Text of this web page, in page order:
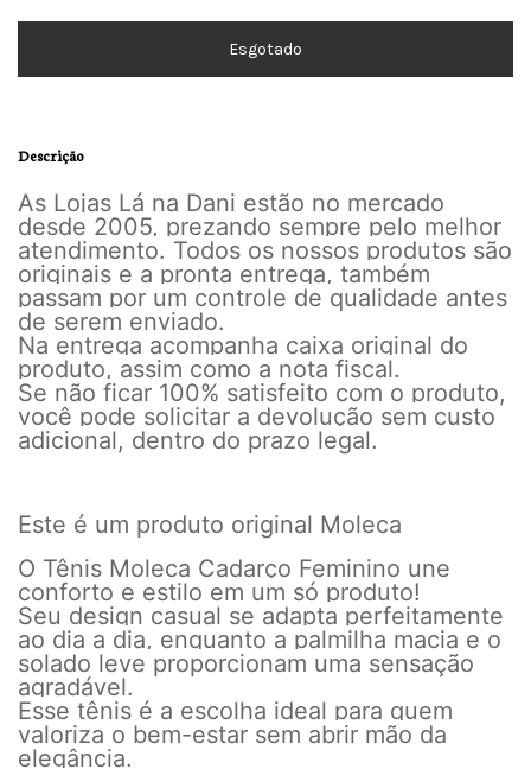
Descrição
As Lojas Lá na Dani estão no mercado
desde 2005, prezando sempre pelo melhor
atendimento. Todos os nossos produtos são
originais e a pronta entrega, também
passam por um controle de qualidade antes
de serem enviado.
Na entrega acompanha caixa original do
produto, assim como a nota fiscal.
Se não ficar 100% satisfeito com o produto,
você pode solicitar a devolução sem custo
adicional, dentro do prazo legal.
Este é um produto original Moleca
O Tênis Moleca Cadarço Feminino une
conforto e estilo em um só produto!
Seu design casual se adapta perfeitamente
ao dia a dia, enquanto a palmilha macia e o
solado leve proporcionam uma sensação
agradável.
Esse tênis é a escolha ideal para quem
valoriza o bem-estar sem abrir mão da
elegância.